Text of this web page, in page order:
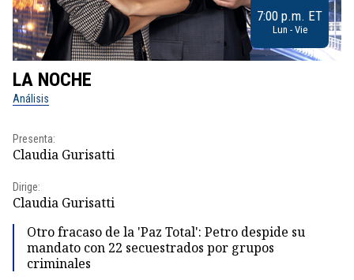
7:00 p.m. ET
Lun - Vie
LA NOCHE
Análisis
Presenta:
Claudia Gurisatti
Dirige:
Claudia Gurisatti
Otro fracaso de la 'Paz Total': Petro despide su
mandato con 22 secuestrados por grupos
criminales